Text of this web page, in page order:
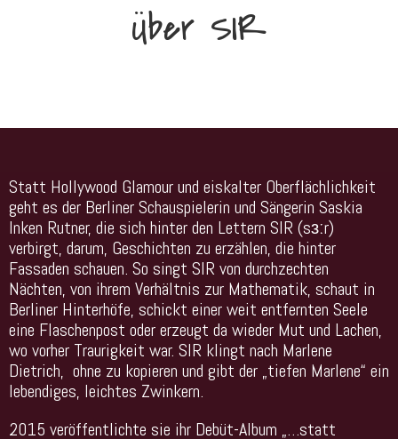
Über SIR
Statt Hollywood Glamour und eiskalter Oberflächlichkeit
geht es der Berliner Schauspielerin und Sängerin Saskia
Inken Rutner, die sich hinter den Lettern SIR (sɜːr)
verbirgt, darum, Geschichten zu erzählen, die hinter
Fassaden schauen. So singt SIR von durchzechten
Nächten, von ihrem Verhältnis zur Mathematik, schaut in
Berliner Hinterhöfe, schickt einer weit entfernten Seele
eine Flaschenpost oder erzeugt da wieder Mut und Lachen,
wo vorher Traurigkeit war. SIR klingt nach Marlene
Dietrich, ohne zu kopieren und gibt der „tiefen Marlene“ ein
lebendiges, leichtes Zwinkern.
2015 veröffentlichte sie ihr Debüt-Album „…statt